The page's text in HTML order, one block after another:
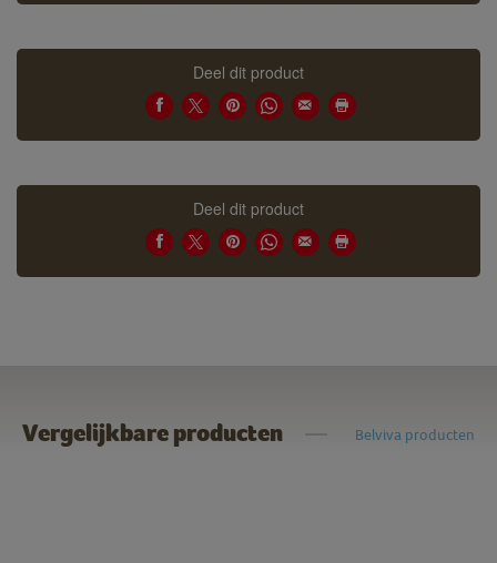
Deel dit product
Deel dit product
Vergelijkbare producten Belviva producten